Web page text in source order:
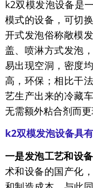
k2双模发泡设备是
模式的设备，可切
开式发泡俗称敞模
盖、喷淋方式发泡
易出现空洞，密度
高，环保；相比干
艺生产出来的冷藏
无需额外粘合剂而更
k2双模发泡设备具
一是发泡工艺和设备
术和设备的国产化